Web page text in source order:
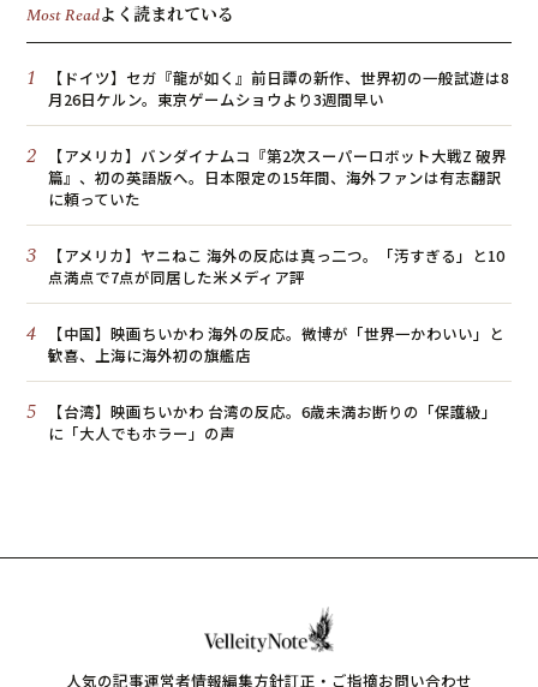
Most Readよく読まれている
1
【ドイツ】セガ『龍が如く』前日譚の新作、世界初の一般試遊は8
月26日ケルン。東京ゲームショウより3週間早い
2
【アメリカ】バンダイナムコ『第2次スーパーロボット大戦Z 破界
篇』、初の英語版へ。日本限定の15年間、海外ファンは有志翻訳
に頼っていた
3
【アメリカ】ヤニねこ 海外の反応は真っ二つ。「汚すぎる」と10
点満点で7点が同居した米メディア評
4
【中国】映画ちいかわ 海外の反応。微博が「世界一かわいい」と
歓喜、上海に海外初の旗艦店
5
【台湾】映画ちいかわ 台湾の反応。6歳未満お断りの「保護級」
に「大人でもホラー」の声
人気の記事運営者情報編集方針訂正・ご指摘お問い合わせ